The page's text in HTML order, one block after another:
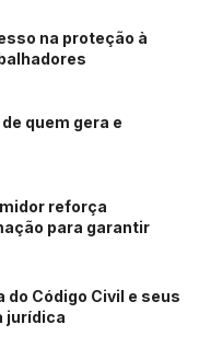
na proteção à
quem gera e
reforça
para garantir
Código Civil e seus
jurídica